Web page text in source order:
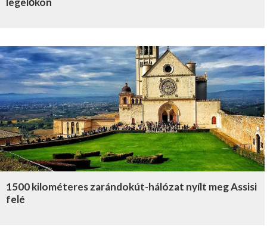
1500 kilométeres zarándokút-hálózat nyílt meg Assisi
felé